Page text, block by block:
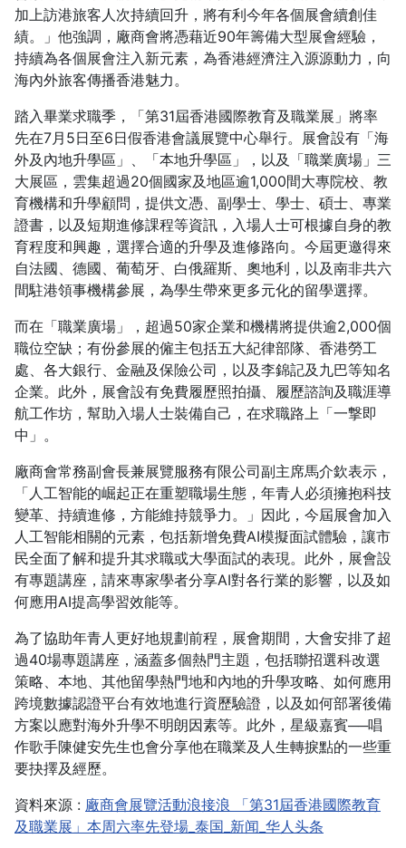
加上訪港旅客人次持續回升，將有利今年各個展會續創佳
績。」他強調，廠商會將憑藉近90年籌備大型展會經驗，
持續為各個展會注入新元素，為香港經濟注入源源動力，向
海內外旅客傳播香港魅力。
踏入畢業求職季，「第31屆香港國際教育及職業展」將率
先在7月5日至6日假香港會議展覽中心舉行。展會設有「海
外及內地升學區」、「本地升學區」，以及「職業廣場」三
大展區，雲集超過20個國家及地區逾1,000間大專院校、教
育機構和升學顧問，提供文憑、副學士、學士、碩士、專業
證書，以及短期進修課程等資訊，入場人士可根據自身的教
育程度和興趣，選擇合適的升學及進修路向。今屆更邀得來
自法國、德國、葡萄牙、白俄羅斯、奧地利，以及南非共六
間駐港領事機構參展，為學生帶來更多元化的留學選擇。
而在「職業廣場」，超過50家企業和機構將提供逾2,000個
職位空缺；有份參展的僱主包括五大紀律部隊、香港勞工
處、各大銀行、金融及保險公司，以及李錦記及九巴等知名
企業。此外，展會設有免費履歷照拍攝、履歷諮詢及職涯導
航工作坊，幫助入場人士裝備自己，在求職路上「一撃即
中」。
廠商會常務副會長兼展覽服務有限公司副主席馬介欽表示，
「人工智能的崛起正在重塑職場生態，年青人必須擁抱科技
變革、持續進修，方能維持競爭力。」因此，今屆展會加入
人工智能相關的元素，包括新增免費AI模擬面試體驗，讓市
民全面了解和提升其求職或大學面試的表現。此外，展會設
有專題講座，請來專家學者分享AI對各行業的影響，以及如
何應用AI提高學習效能等。
為了協助年青人更好地規劃前程，展會期間，大會安排了超
過40場專題講座，涵蓋多個熱門主題，包括聯招選科改選
策略、本地、其他留學熱門地和內地的升學攻略、如何應用
跨境數據認證平台有效地進行資歷驗證，以及如何部署後備
方案以應對海外升學不明朗因素等。此外，星級嘉賓──唱
作歌手陳健安先生也會分享他在職業及人生轉捩點的一些重
要抉擇及經歷。
資料來源 : 廠商會展覽活動浪接浪 「第31屆香港國際教育
及職業展」本周六率先登場_泰国_新闻_华人头条